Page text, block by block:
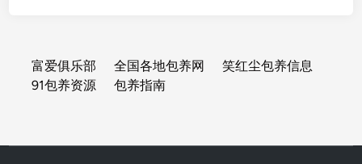
富爱俱乐部 全国各地包养网
笑红尘包养信息
91包养资源
包养指南